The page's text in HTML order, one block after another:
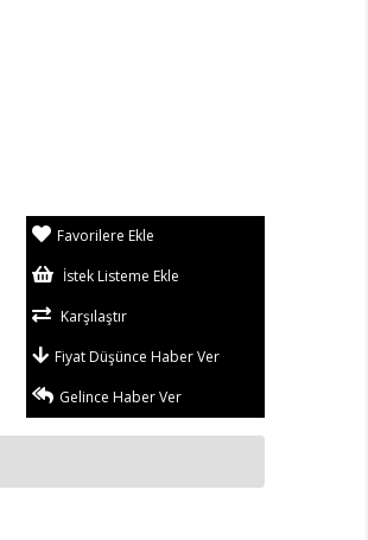
Favorilere Ekle
İstek Listeme Ekle
Karşılaştır
Fiyat Düşünce Haber Ver
Gelince Haber Ver